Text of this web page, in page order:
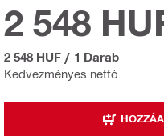
Kedvezményes nettó
2 548
2 548 HUF / 1 Darab